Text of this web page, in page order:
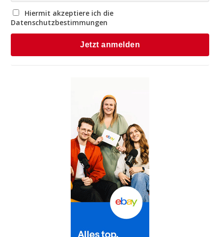
Hiermit akzeptiere ich die
Datenschutzbestimmungen